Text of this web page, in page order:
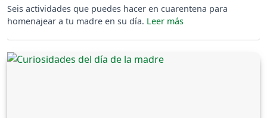
Seis actividades que puedes hacer en cuarentena para
homenajear a tu madre en su día.